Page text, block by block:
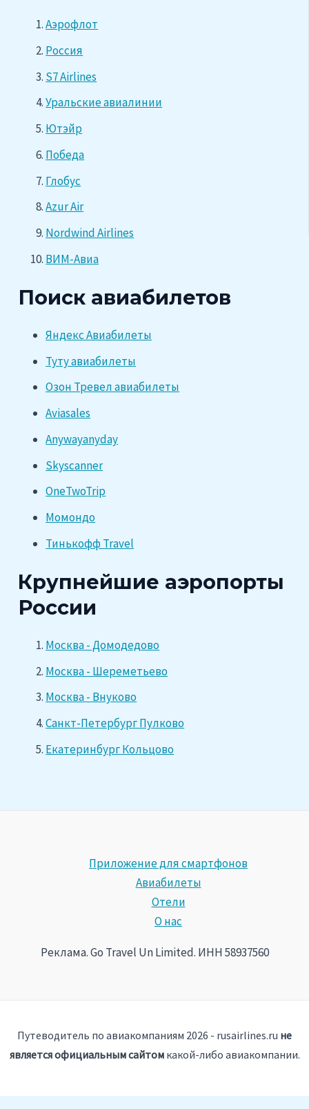
Аэрофлот
Россия
S7 Airlines
Уральские авиалинии
Ютэйр
Победа
Глобус
Azur Air
Nordwind Airlines
ВИМ-Авиа
Поиск авиабилетов
Яндекс Авиабилеты
Туту авиабилеты
Озон Тревел авиабилеты
Aviasales
Anywayanyday
Skyscanner
OneTwoTrip
Момондо
Тинькофф Travel
Крупнейшие аэропорты
России
Москва - Домодедово
Москва - Шереметьево
Москва - Внуково
Санкт-Петербург Пулково
Екатеринбург Кольцово
Приложение для смартфонов
Авиабилеты
Отели
О нас
Реклама. Go Travel Un Limited. ИНН 58937560
Путеводитель по авиакомпаниям 2026 - rusairlines.ru не
является официальным сайтомкакой-либо авиакомпании.